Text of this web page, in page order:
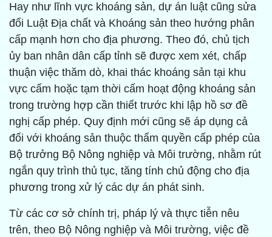
Hay như lĩnh vực khoáng sản, dự án luật cũng sửa
đổi Luật Địa chất và Khoáng sản theo hướng phân
cấp mạnh hơn cho địa phương. Theo đó, chủ tịch
ủy ban nhân dân cấp tỉnh sẽ được xem xét, chấp
thuận việc thăm dò, khai thác khoáng sản tại khu
vực cấm hoặc tạm thời cấm hoạt động khoáng sản
trong trường hợp cần thiết trước khi lập hồ sơ đề
nghị cấp phép. Quy định mới cũng sẽ áp dụng cả
đối với khoáng sản thuộc thẩm quyền cấp phép của
Bộ trưởng Bộ Nông nghiệp và Môi trường, nhằm rút
ngắn quy trình thủ tục, tăng tính chủ động cho địa
phương trong xử lý các dự án phát sinh.
Từ các cơ sở chính trị, pháp lý và thực tiễn nêu
trên, theo Bộ Nông nghiệp và Môi trường, việc đề